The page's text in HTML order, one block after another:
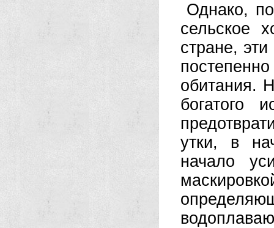
Однако,
сельское
стране,
обитания.
богатого
утки, в
начало